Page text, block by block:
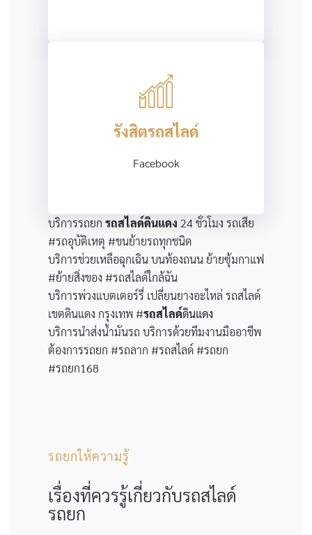
รังสิตรถสไลด
Facebook
บริการรถยก รถสไลด์ดินแดง 24 ชั่วโมง รถเสีย
#รถอุบัติเหตุ #ขนย้ายรถทุกชนิด
บริการช่วยเหลือฉุกเฉิน บนท้องถนน ย้ายซุ้มกาแฟ
#ย้ายสิ่งของ #รถสไลด์ใกล้ฉัน
บริการพ่วงแบตเตอร์รี่ เปลี่ยนยางอะไหล่ รถสไลด์
เขตดินแดง กรุงเทพ #รถสไลด์ดินแดง
บริการนำส่งน้ำมันรถ บริการด้วยทีมงานมืออาชีพ
ต้องการรถยก #รถลาก #รถสไลด์ #รถยก
#รถยก168
รถยกให้ความรู้
เรื่องที่ควรรู้เกี่ยวกับรถสไลด์
รถยก